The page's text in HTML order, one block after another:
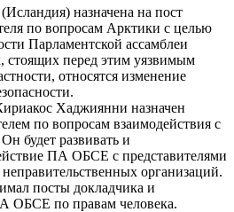
назначена на пост
по вопросам Арктики с целью
Парламентской ассамблеи
перед этим уязвимым
относятся изменение
Хаджиянни назначен
по вопросам взаимодействия с
будет развивать и
ПА ОБСЕ с представителями
организаций.
посты докладчика и
ОБСЕ по правам человека.